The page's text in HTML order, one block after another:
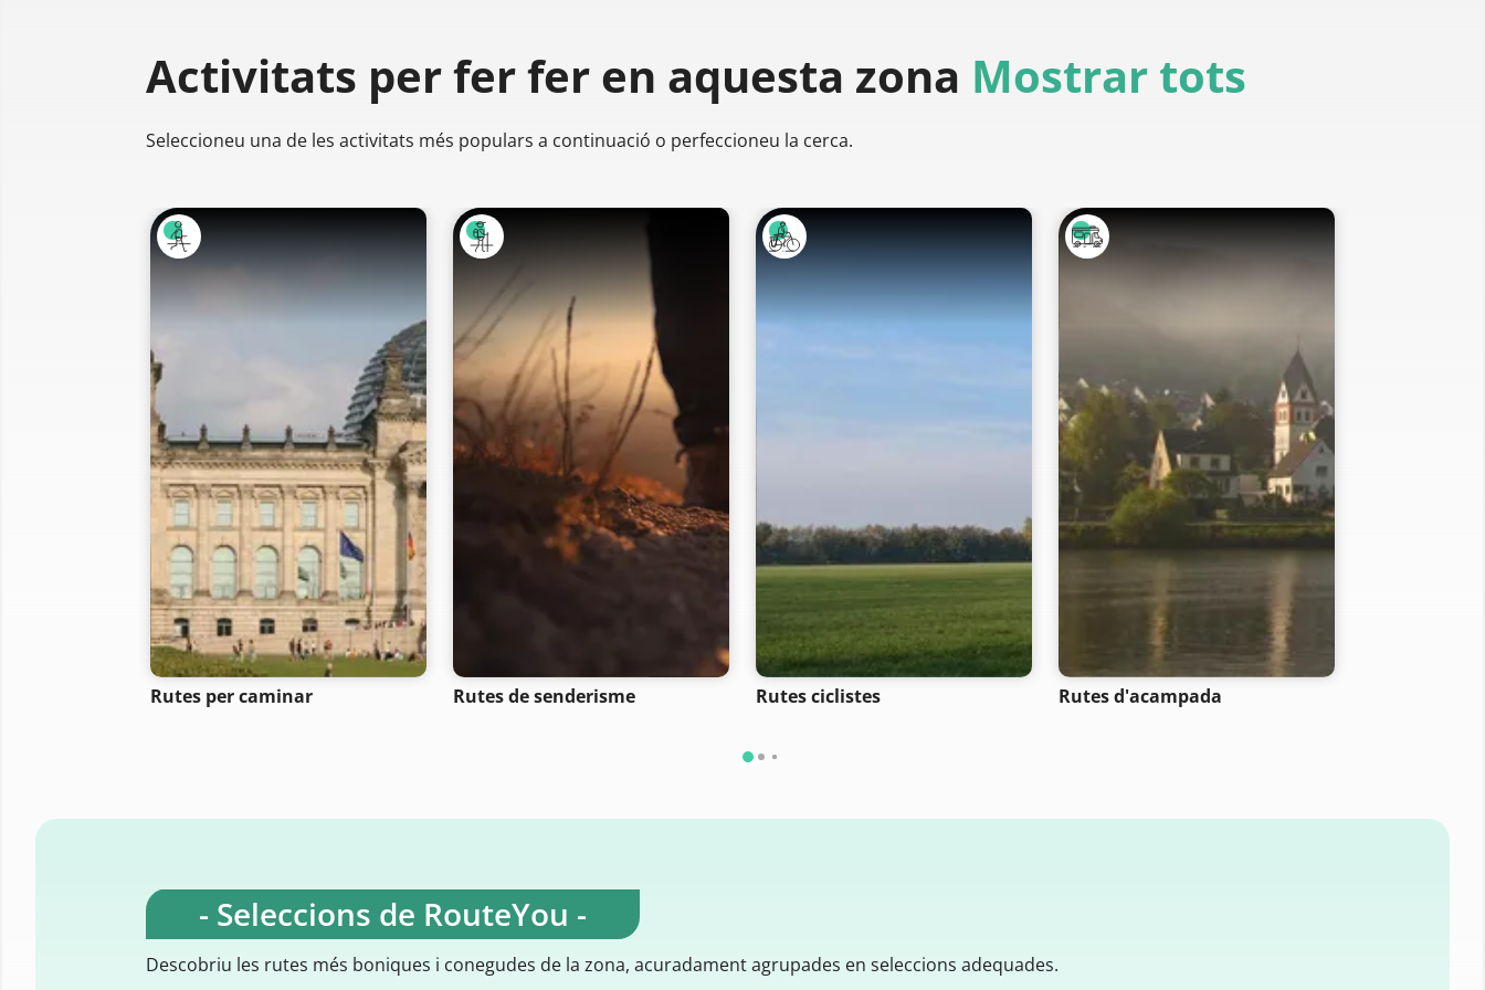
Activitats per ferfer en aquesta zona Mostrar tots
Seleccioneu una de les activitats més populars a continuació o perfeccioneu la cerca.
Rutes per caminar Rutes de senderisme Rutes ciclistes Rutes d'acampada
- Seleccions de RouteYou -
Descobriu les rutes més boniques i conegudes de la zona, acuradament agrupades en seleccions adequades.